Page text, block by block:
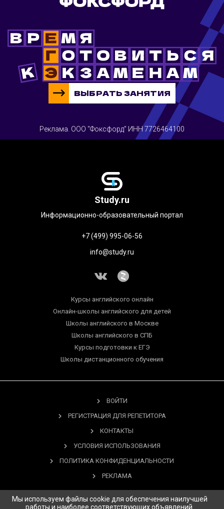
ВЫБРАТЬ ЗАНЯТИЯ
Реклама. ООО "Фоксфорд" ИНН 7726464100
Study.ru
Информационно-образовательный портал
+7 (499) 995-06-56
info@study.ru
Курсы английского онлайн
Онлайн-школы английского для детей
Школы английского в Москве
Школы английского в СПБ
Курсы подготовки к ЕГЭ
Школы дистанционного обучения
ВОЙТИ
РЕГИСТРАЦИЯ ДЛЯ РЕПЕТИТОРА
КОНТАКТЫ
УСЛОВИЯ ИСПОЛЬЗОВАНИЯ
ПОЛИТИКА КОНФИДЕНЦИАЛЬНОСТИ
РЕКЛАМА
Мы используем файлы cookie для обеспечения наилучшей
работы и наиболее соответствующих объявлений.